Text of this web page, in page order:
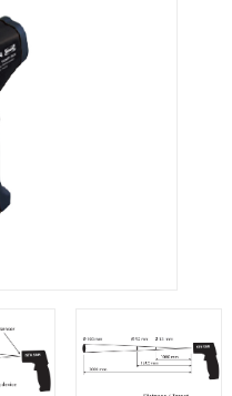
שרשראות, גלגלי
רצועות וי, רצועות
פיקוד ובקרה